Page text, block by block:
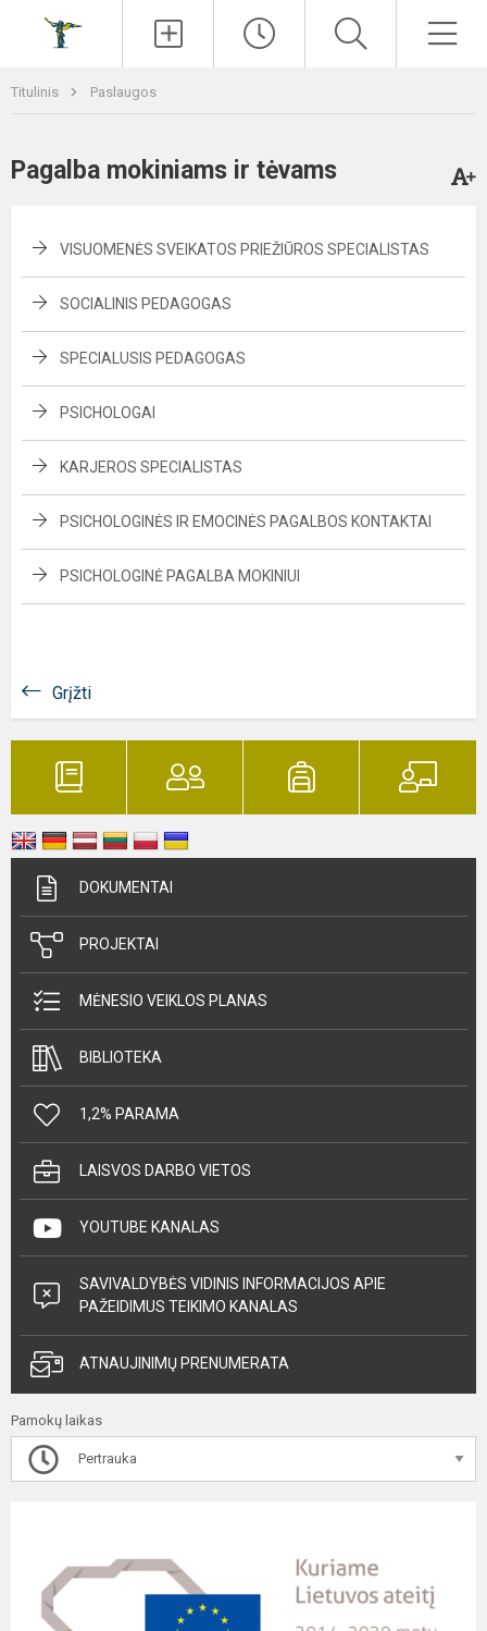
Titulinis Paslaugos
Pagalba mokiniams ir tėvams
VISUOMENĖS SVEIKATOS PRIEŽIŪROS SPECIALISTAS
SOCIALINIS PEDAGOGAS
SPECIALUSIS PEDAGOGAS
PSICHOLOGAI
KARJEROS SPECIALISTAS
PSICHOLOGINĖS IR EMOCINĖS PAGALBOS KONTAKTAI
PSICHOLOGINĖ PAGALBA MOKINIUI
Grįžti
DOKUMENTAI
PROJEKTAI
MĖNESIO VEIKLOS PLANAS
BIBLIOTEKA
1,2% PARAMA
LAISVOS DARBO VIETOS
YOUTUBE KANALAS
SAVIVALDYBĖS VIDINIS INFORMACIJOS APIE
PAŽEIDIMUS TEIKIMO KANALAS
ATNAUJINIMŲ PRENUMERATA
Pamokų laikas
Pertrauka